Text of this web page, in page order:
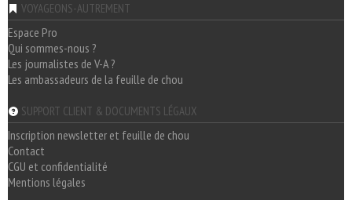
VOYAGEONS-AUTREMENT
Espace Pro
Qui sommes-nous ?
Les journalistes de V-A ?
Les ambassadeurs de la feuille de chou
SUPPORT CLIENT & DOCUMENTS LÉGAUX
Inscription newsletter et feuille de chou
Contact
CGU et confidentialité
Mentions légales